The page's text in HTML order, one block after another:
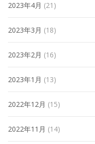
2023年4月 (21)
2023年3月 (18)
2023年2月 (16)
2023年1月 (13)
2022年12月 (15)
2022年11月 (14)